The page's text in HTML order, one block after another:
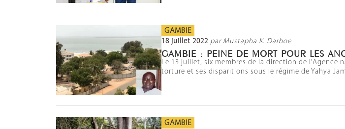
GAMBIE
18 juillet 2022 par Mustapha K. Darboe
GAMBIE : PEINE DE MORT POUR LES
Le 13 juillet, six membres de la direction de l'Agence
torture et ses disparitions sous le régime de Yahya
GAMBIE